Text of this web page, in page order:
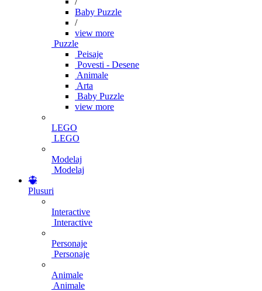
Baby Puzzle
/
view more
Puzzle
Peisaje
Povesti - Desene
Animale
Arta
Baby Puzzle
view more
LEGO
LEGO
Modelaj
Modelaj
Plusuri
Interactive
Interactive
Personaje
Personaje
Animale
Animale